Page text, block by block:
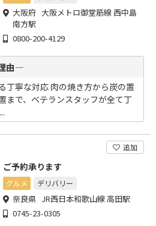
大阪府 大阪メトロ御堂筋線 西中島
南方駅
0800-200-4129
由―
寧な対応 肉の焼き方から炭の置
まで、ベテランスタッフが全て丁
追加
ご予約承ります
グルメ デリバリー
奈良県 JR西日本和歌山線 高田駅
0745-23-0305